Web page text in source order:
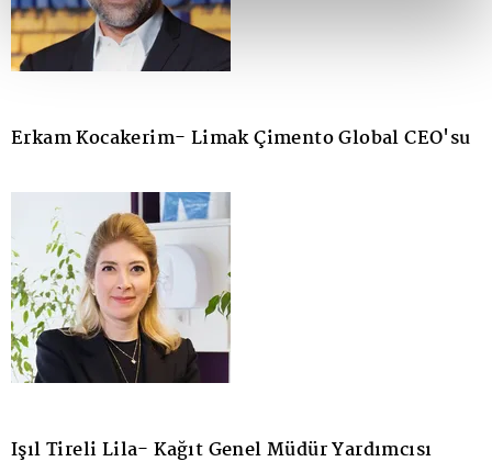
Erkam Kocakerim- Limak Çimento Global CEO'su
Işıl Tireli Lila- Kağıt Genel Müdür Yardımcısı